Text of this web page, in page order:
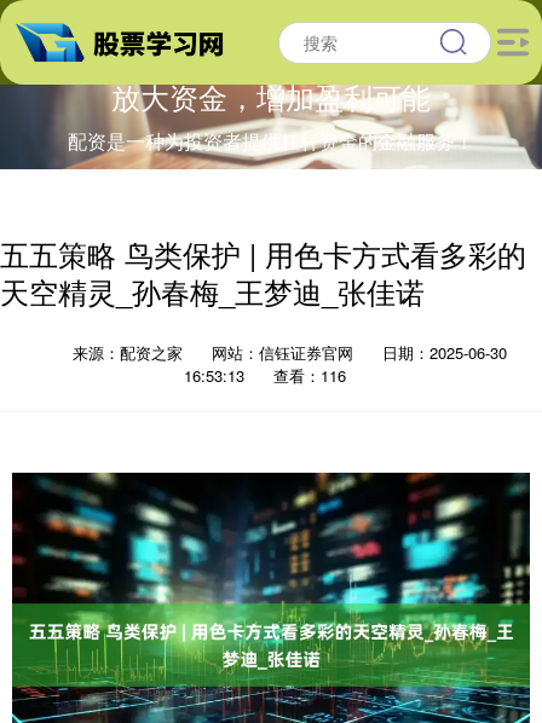
放大资金，增加盈利可能
配资是一种为投资者提供杠杆资金的金融服务！
五五策略 鸟类保护 | 用色卡方式看多彩的
天空精灵_孙春梅_王梦迪_张佳诺
来源：配资之家 网站：信钰证券官网
日期：2025-06-30
16:53:13
查看：116